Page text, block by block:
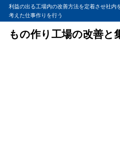
利益の出る工場内の改善方法を定着させ社内
考えた仕事作りを行う
もの作り工場の改善と